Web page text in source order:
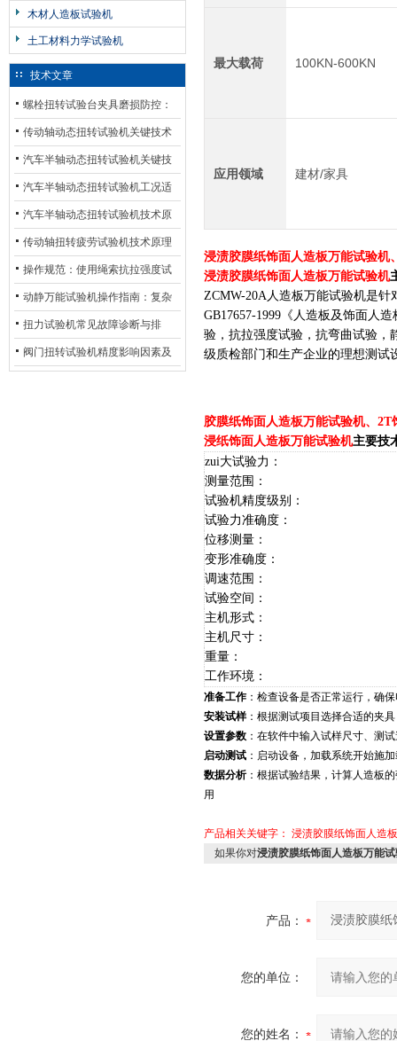
木材人造板试验机
土工材料力学试验机
技术文章
螺栓扭转试验台夹具磨损防控：
材质选型与表面处理的耐用性优
化
传动轴动态扭转试验机关键技术
及产业落地应用
汽车半轴动态扭转试验机关键技
术及产业落地应用
汽车半轴动态扭转试验机工况适
配与质控应用探析
汽车半轴动态扭转试验机技术原
理与行业应用
传动轴扭转疲劳试验机技术原理
与行业应用
操作规范：使用绳索抗拉强度试
验机的完整测试步骤
动静万能试验机操作指南：复杂
动态测试的标准化流程
扭力试验机常见故障诊断与排
除：从传感器信号异常到机械传
阀门扭转试验机精度影响因素及
最大载荷 100KN-600KN
应用领域 建材/家具
浸渍胶膜纸饰面人造板万能试验机
浸渍胶膜纸饰面人造板万能试验机
ZCMW-20A人造板万能试验机是针
GB17657-1999《人造板及饰面人
验，抗拉强度试验，抗弯曲试验，
级质检部门和生产企业的理想测试
胶膜纸饰面人造板万能试验机、
浸纸饰面人造板万能试验机主要技
zui大试验力：
测量范围：
试验机精度级别：
试验力准确度：
位移测量：
变形准确度：
调速范围：
试验空间：
主机形式：
主机尺寸：
重量：
工作环境：
准备工作 ：检查设备是否正常运行，确
安装试样：根据测试项目选择合适的夹
设置参数 ：在软件中输入试样尺寸、测
启动测试 ：启动设备，加载系统开始施
数据分析：根据试验结果，计算人造板
用
产品相关关键字： 浸渍胶膜纸饰面人造
如果你对浸渍胶膜纸饰面人造板万能
产品：
您的单位：
您的姓名：